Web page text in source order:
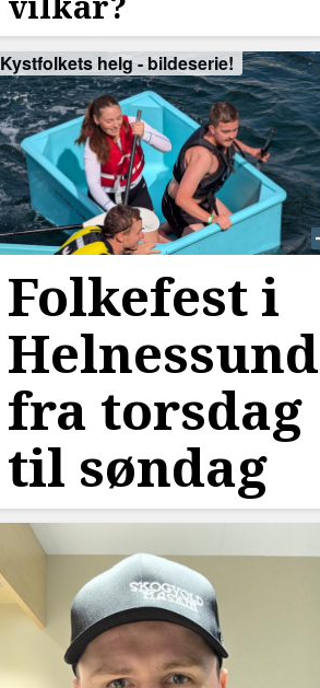
Kystfolkets helg - bildeserie!
Folkefest i
Helnessund
fra torsdag
til søndag